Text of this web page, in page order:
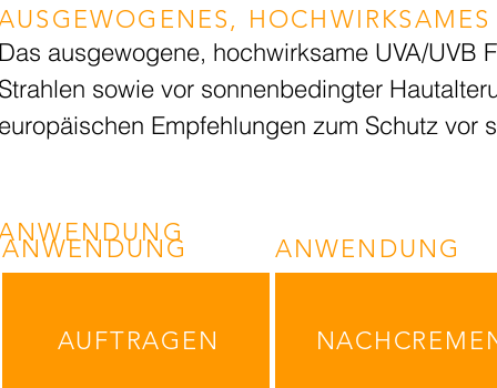
ausgewogene, hochwirksame UVA/UVB
sowie vor sonnenbedingter
Empfehlungen zum Schutz vor
ANWENDUNG
AUFTRAGEN
ANWENDUNG